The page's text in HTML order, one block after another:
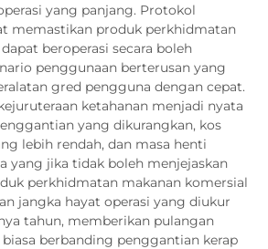
yang panjang. Protokol
memastikan produk perkhidmatan
beroperasi secara boleh
penggunaan berterusan yang
gred pengguna dengan cepat.
ketahanan menjadi nyata
yang dikurangkan, kos
lebih rendah, dan masa henti
yang jika tidak boleh menjejaskan
perkhidmatan makanan komersial
jangka hayat operasi yang diukur
tahun, memberikan pulangan
berbanding penggantian kerap